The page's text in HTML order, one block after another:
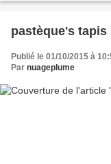
pastèque's tapis
Publié le 01/10/2015 à
Par nuageplume